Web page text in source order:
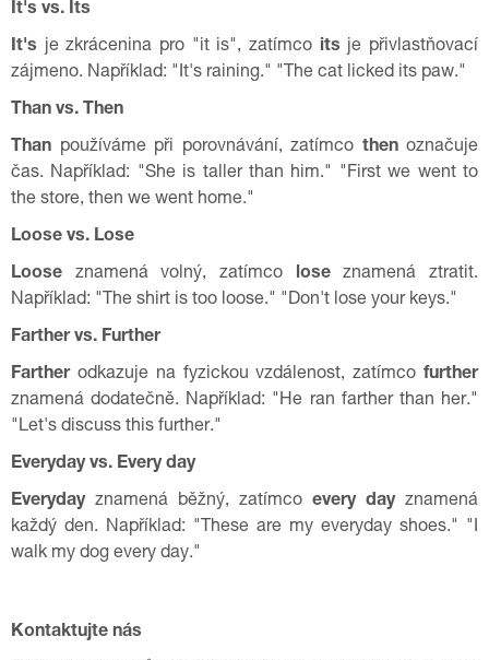
It's vs. Its
It's je zkrácenina pro "it is", zatímco its je přivlastňovací
zájmeno. Například: "It's raining." "The cat licked its paw."
Than vs. Then
Than používáme při porovnávání, zatímco thenoznačuje
čas. Například: "She is taller than him." "First we went to
the store, then we went home."
Loose vs. Lose
Loose znamená volný, zatímco loseznamená ztratit.
Například: "The shirt is too loose." "Don't lose your keys."
Farther vs. Further
Fartherodkazuje na fyzickou vzdálenost, zatímco further
znamená dodatečně. Například: "He ran farther than her."
"Let's discuss this further."
Everyday vs. Every day
Everydayznamená běžný, zatímco every dayznamená
každý den. Například: "These are my everyday shoes." "I
walk my dog every day."
Kontaktujte nás